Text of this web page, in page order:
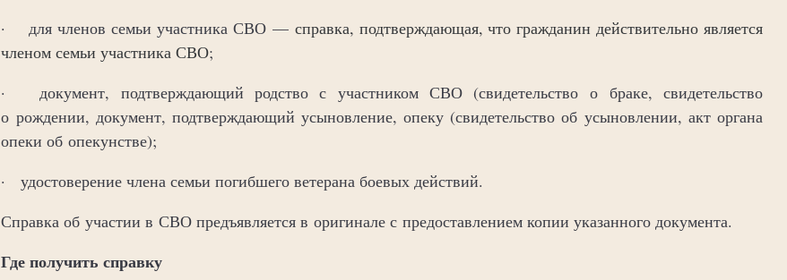
· для членов семьи участника СВО — справка, подтверждающая, что гражданин действительно является
членом семьи участника СВО;
· документ, подтверждающий родство с участником СВО (свидетельство о браке, свидетельство
о рождении, документ, подтверждающий усыновление, опеку (свидетельство об усыновлении, акт органа
опеки об опекунстве);
· удостоверение члена семьи погибшего ветерана боевых действий.
Справка об участии в СВО предъявляется в оригинале с предоставлением копии указанного документа.
Где получить справку